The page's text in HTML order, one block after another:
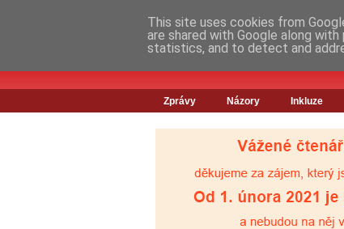
Zprávy Názory Inkluze
This site uses cookies from
are shared with Google along
statistics, and to detect and